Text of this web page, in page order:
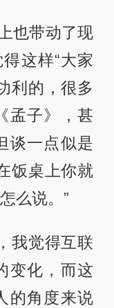
也带动了现
这样“大家
利的，很多
孟子》，甚
谈一点似是
饭桌上你就
么说。”
我觉得互联
变化，而这
的角度来说